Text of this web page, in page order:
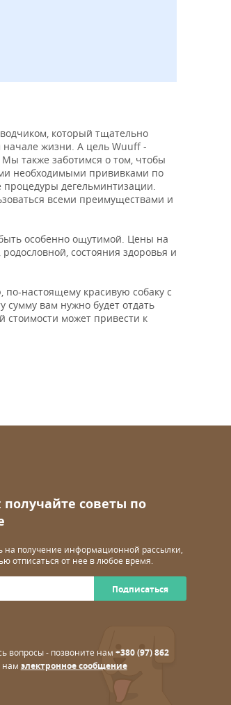
который тщательно
начале жизни. А цель Wuuff -
также заботимся о том, чтобы
необходимыми прививками по
процедуры дегельминтизации.
всеми преимуществами и
особенно ощутимой. Цены на
состояния здоровья и
настоящему красивую собаку с
сумму вам нужно будет отдать
стоимости может привести к
советы по
получение информационной рассылки,
отписаться от нее в любое время.
Подписаться
вопросы - позвоните нам +380 (97) 862
нам электронное сообщение